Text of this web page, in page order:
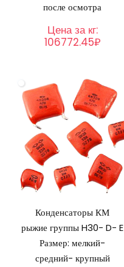
после осмотра
Цена за кг:
106772.45₽
Конденсаторы КМ
рыжие группы H30- D- E
Размер: мелкий-
средний- крупный